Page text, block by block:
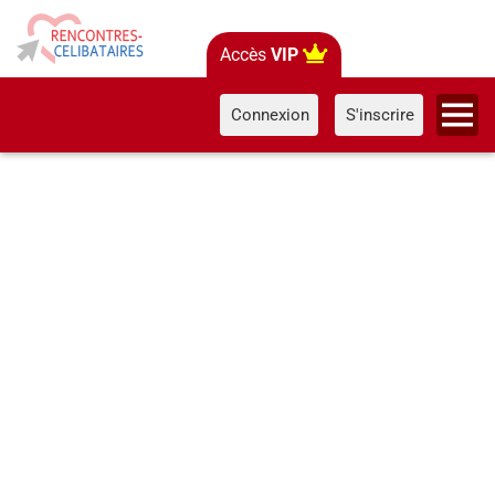
Accès VIP
Connexion S'inscrire